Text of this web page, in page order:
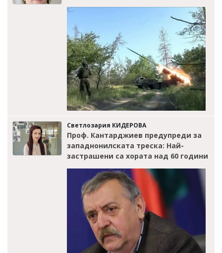
Светлозария КИДЕРОВА
Проф. Кантарджиев предупреди за
западнонилската треска: Най-
застрашени са хората над 60 години